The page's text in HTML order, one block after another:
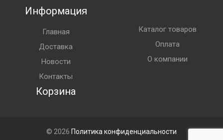
Информация
Главная
Доставка
Новости
Контакты
Каталог товаров
Оплата
О компании
Корзина
© 2026 Политика конфиденциальности